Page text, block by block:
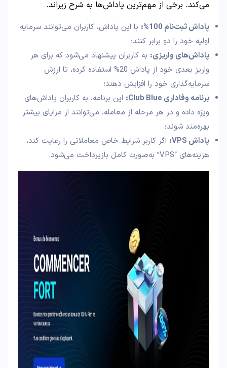
می‌کند. برخی از مهم‌ترین پاداش‌ها به شرح زیراند.
پاداش ثبت‌نام 100%:
با این پاداش، کاربران می‌توانند سرمایه
اولیه خود را دو برابر کنند؛
پاداش‌های واریزی: به کاربران پیشنهاد می‌شود که برای هر
واریز بعدی خود از پاداش 20% استفاده کرده، تا ارزش
سرمایه‌گذاری خود را افزایش دهند؛
برنامه وفاداری Club Blue:
این برنامه، به کاربران پاداش‌های
ویژه داده و در هر مرحله از معامله، می‌توانند از مزایای بیشتر
بهره‌مند شوند؛
پاداش VPS:
اگر کاربر شرایط خاص معاملاتی را رعایت کند،
هزینه‌های “VPS” به‌صورت کامل بازپرداخت می‌شود.